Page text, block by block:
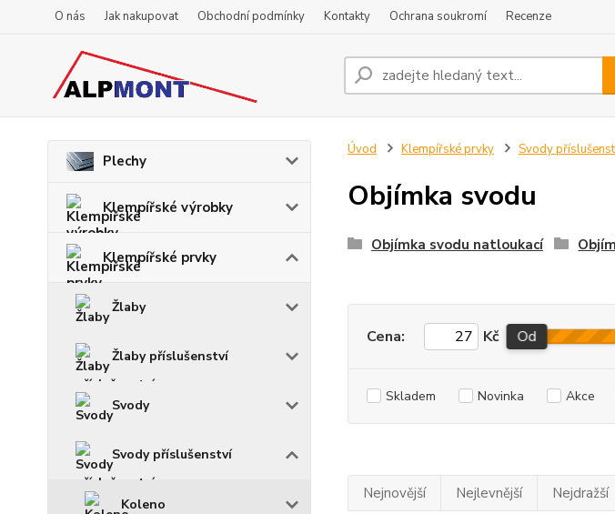
O nás Jak nakupovat Obchodní podmínky Kontakty Ochrana soukromí Recenze
Plechy
Klempířské výrobky
Klempířské prvky
Žlaby
Žlaby příslušenství
Svody
Svody příslušenství
Koleno
Úvod Klempířské prvky Svody
Objímka svodu
Objímka svodu natloukací
Cena: Kč Od
Skladem Novinka Akce
Nejnovější Nejlevnější Nejdražší